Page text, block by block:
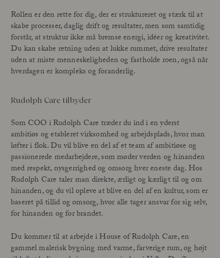
Rollen er den rette for dig, der er struktureret og stærk til at
skabe processer, daglig drift og resultater, men som samtidig
forstår, at struktur ikke må bremse energi, idéer og kreativitet.
Du kan skabe retning uden at lukke rummet, drive resultater
uden at miste menneskeligheden og fastholde roen, også når
hverdagen er kompleks og foranderlig.
Rudolph Care tilbyder
Som COO i Rudolph Care træder du ind i en yderst
ambitiøs og etableret virksomhed og arbejdsplads, hvor man
løfter i flok. Du vil blive en del af et team af ambitiøse og
passionerede medarbejdere, som møder verden og hinanden
med respekt, nysgerrighed og omsorg hver eneste dag. Hos
Rudolph Care taler man direkte, ærligt og kærligt til og om
hinanden, og du vil opleve at blive en del af en kultur, som er
baseret på tillid og omsorg, hvor alle tager ansvar for sig selv,
for hinanden og for brandet.
Du kommer til at arbejde i House of Rudolph Care, en
gammel malerisk bygning med varme, farverige rum, og højt